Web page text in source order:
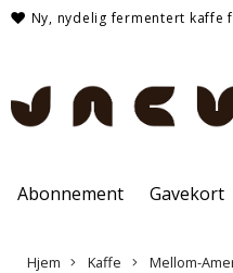
Ny, nydelig fermentert kaffe
Abonnement Gavekort
Hjem Kaffe Mellom-